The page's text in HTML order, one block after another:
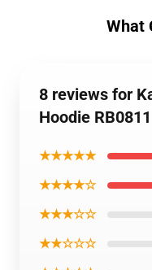
What
8 reviews for
Hoodie RB0811
★★★★★
★★★★☆
★★★☆☆
★★☆☆☆